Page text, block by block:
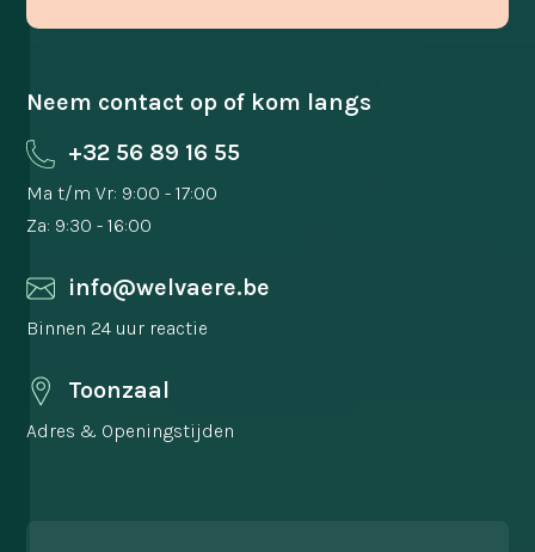
Neem contact op of kom langs
+32 56 89 16 55
Ma t/m Vr: 9:00 - 17:00
Za: 9:30 - 16:00
info@welvaere.be
Binnen 24 uur reactie
Toonzaal
Adres & Openingstijden